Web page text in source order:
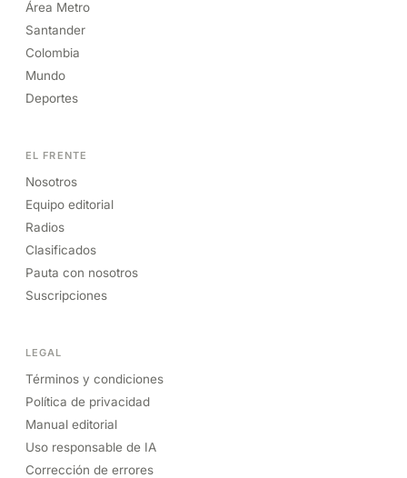
Área Metro
Santander
Colombia
Mundo
Deportes
EL FRENTE
Nosotros
Equipo editorial
Radios
Clasificados
Pauta con nosotros
Suscripciones
LEGAL
Términos y condiciones
Política de privacidad
Manual editorial
Uso responsable de IA
Corrección de errores